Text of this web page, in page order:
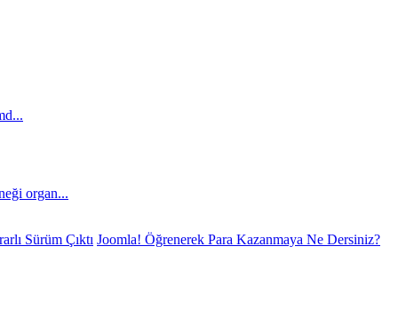
organ...
Sürüm Çıktı Joomla! Öğrenerek Para Kazanmaya Ne Dersiniz?